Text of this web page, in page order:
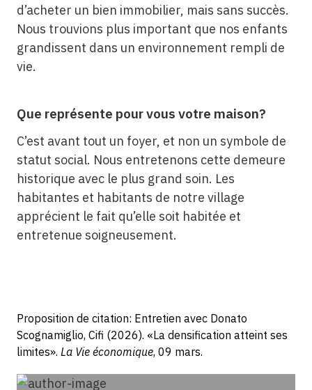
d’acheter un bien immobilier, mais sans succès.
Nous trouvions plus important que nos enfants
grandissent dans un environnement rempli de
vie.
Que représente pour vous votre maison?
C’est avant tout un foyer, et non un symbole de
statut social. Nous entretenons cette demeure
historique avec le plus grand soin. Les
habitantes et habitants de notre village
apprécient le fait qu’elle soit habitée et
entretenue soigneusement.
Proposition de citation: Entretien avec Donato
Scognamiglio, Cifi (2026). «La densification atteint ses
limites». La Vie économique, 09 mars.